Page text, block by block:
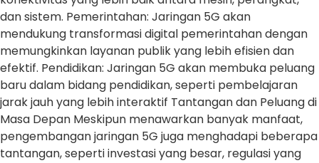
dan sistem. Pemerintahan: Jaringan 5G akan
mendukung transformasi digital pemerintahan dengan
memungkinkan layanan publik yang lebih efisien dan
efektif. Pendidikan: Jaringan 5G akan membuka peluang
baru dalam bidang pendidikan, seperti pembelajaran
jarak jauh yang lebih interaktif Tantangan dan Peluang di
Masa Depan Meskipun menawarkan banyak manfaat,
pengembangan jaringan 5G juga menghadapi beberapa
tantangan, seperti investasi yang besar, regulasi yang